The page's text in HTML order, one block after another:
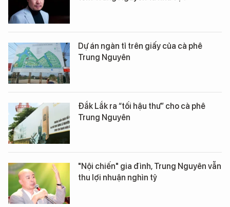
Dự án ngàn tỉ trên giấy của cà phê
Trung Nguyên
Đắk Lắk ra “tối hậu thư” cho cà phê
Trung Nguyên
"Nội chiến" gia đình, Trung Nguyên vẫn
thu lợi nhuận nghìn tỷ